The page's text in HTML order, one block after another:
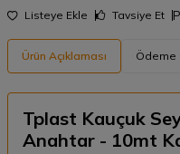
Listeye Ekle Tavsiye Et
Ürün Açıklaması Ödeme
Tplast Kauçuk
Anahtar - 10mt